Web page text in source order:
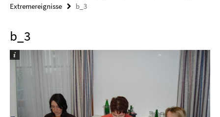
Extremereignisse
b_3
b_3